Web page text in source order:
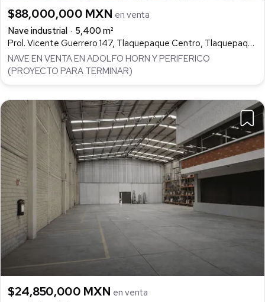
$88,000,000 MXN en venta
Nave industrial
5,400 m²
Prol. Vicente Guerrero 147, Tlaquepaque Centro, Tlaquepaque
NAVE EN VENTA EN ADOLFO HORN Y PERIFERICO
(PROYECTO PARA TERMINAR)
$24,850,000 MXN en venta